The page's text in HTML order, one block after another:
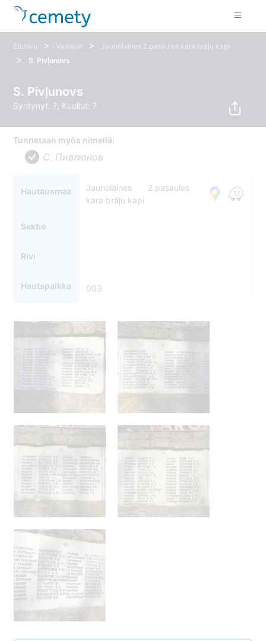
Etusivu > Vainajat > Jaunolaines 2.pasaules kara brāļu kapi
> S. Pivļunovs
S. Pivļunovs
Syntynyt: ?, Kuollut: ?
Tunnetaan myös nimellä:
С. Пивлюнов
Hautausmaa
Jaunolaines 2.pasaules
kara brāļu kapi
Sektio
Rivi
Hautapaikka 003